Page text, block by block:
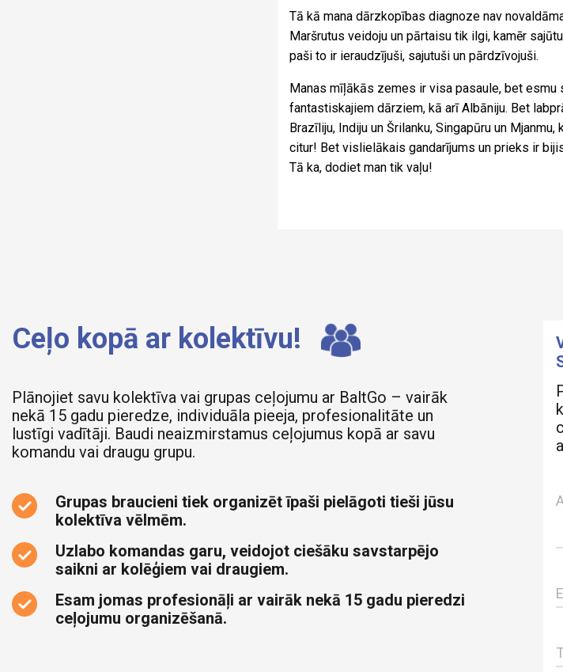
Tā kā mana dārzkopības diagnoze nav
Maršrutus veidoju un pārtaisu tik ilgi, kamēr
paši to ir ieraudzījuši, sajutuši un pārdzīvojuši.
Manas mīļākās zemes ir visa pasaule, bet
fantastiskajiem dārziem, kā arī Albāniju. Bet
Brazīliju, Indiju un Šrilanku, Singapūru un
citur! Bet vislielākais gandarījums un prieks ir
Tā ka, dodiet man tik vaļu!
Ceļo kopā ar kolektīvu!
Plānojiet savu kolektīva vai grupas ceļojumu ar BaltGo – vairāk
nekā 15 gadu pieredze, individuāla pieeja, profesionalitāte un
lustīgi vadītāji. Baudi neaizmirstamus ceļojumus kopā ar savu
komandu vai draugu grupu.
Grupas braucieni tiek organizēt īpaši pielāgoti tieši jūsu
kolektīva vēlmēm.
Uzlabo komandas garu, veidojot ciešāku savstarpējo
saikni ar kolēģiem vai draugiem.
Esam jomas profesionāļi ar vairāk nekā 15 gadu pieredzi
ceļojumu organizēšanā.